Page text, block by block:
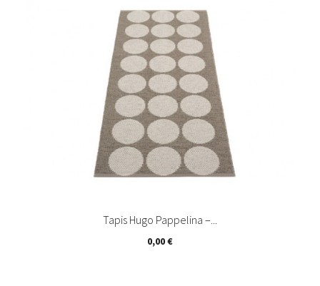
Tapis Hugo Pappelina –...
Prix
0,00 €